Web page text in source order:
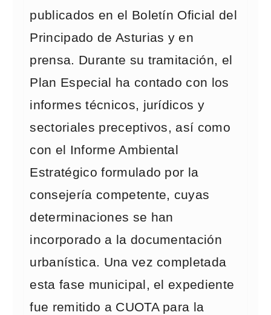
publicados en el Boletín Oficial del
Principado de Asturias y en
prensa. Durante su tramitación, el
Plan Especial ha contado con los
informes técnicos, jurídicos y
sectoriales preceptivos, así como
con el Informe Ambiental
Estratégico formulado por la
consejería competente, cuyas
determinaciones se han
incorporado a la documentación
urbanística. Una vez completada
esta fase municipal, el expediente
fue remitido a CUOTA para la